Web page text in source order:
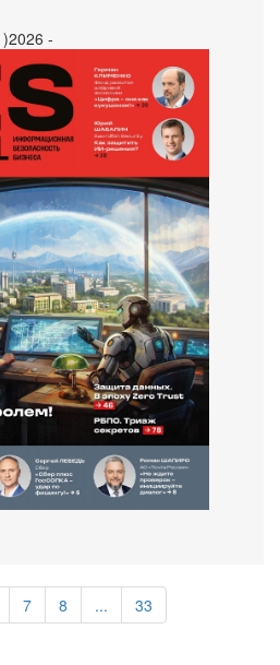
-
7 8 ... 33